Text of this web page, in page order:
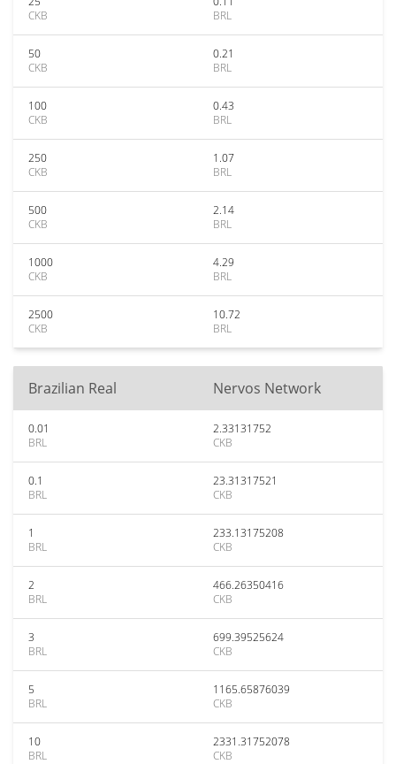
CKB
BRL
50
CKB
0.21
BRL
100
CKB
0.43
BRL
250
CKB
1.07
BRL
500
CKB
2.14
BRL
1000
CKB
4.29
BRL
2500
CKB
10.72
BRL
Brazilian Real Nervos Network
0.01
BRL
2.33131752
CKB
0.1
BRL
23.31317521
CKB
1
BRL
233.13175208
CKB
2
BRL
466.26350416
CKB
3
BRL
699.39525624
CKB
5
BRL
1165.65876039
CKB
10
BRL
2331.31752078
CKB